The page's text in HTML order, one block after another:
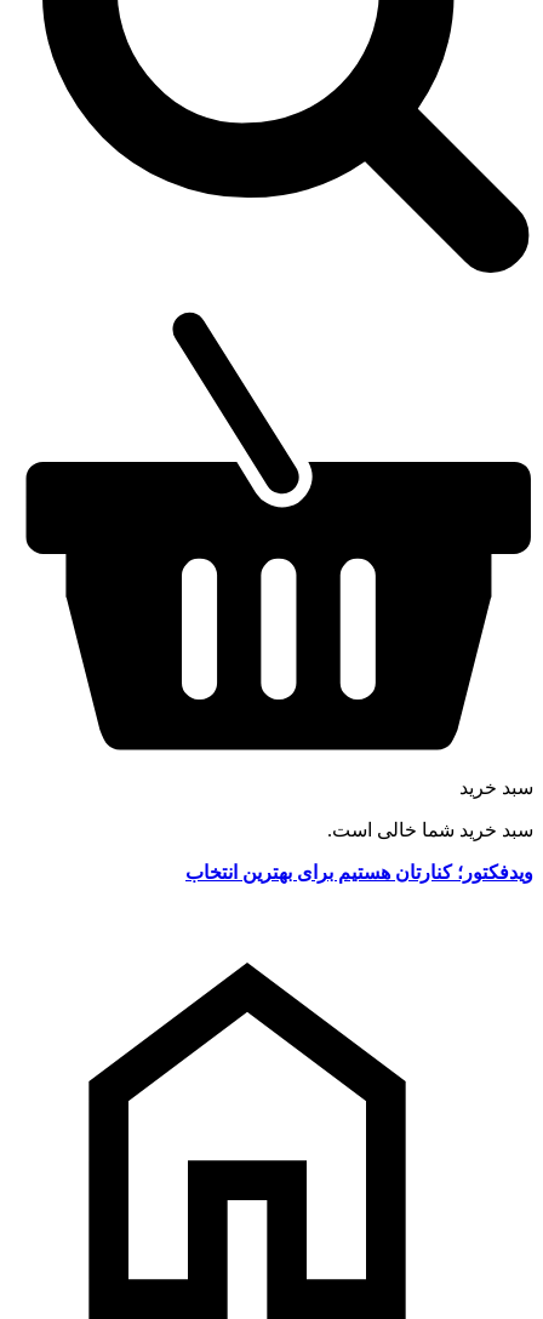
سبد خرید
سبد خرید شما خالی است.
ویدفکتور؛ کنارتان هستیم برای بهترین انتخاب